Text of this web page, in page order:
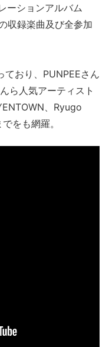
ーションアルバム
収録楽曲及び全参加
ており、PUNPEEさん
ら人気アーティスト
、Ryugo
をも網羅。